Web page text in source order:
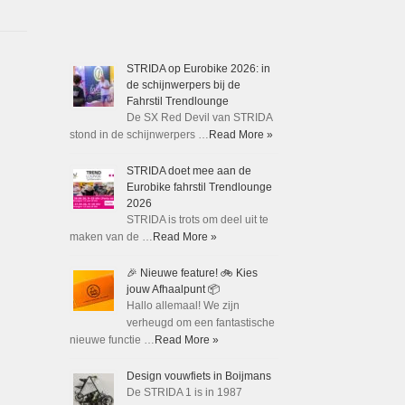
STRIDA op Eurobike 2026: in
de schijnwerpers bij de
Fahrstil Trendlounge
De SX Red Devil van STRIDA
stond in de schijnwerpers … Read More »
STRIDA doet mee aan de
Eurobike fahrstil Trendlounge
2026
STRIDA is trots om deel uit te
maken van de … Read More »
🎉 Nieuwe feature! 🚲 Kies
jouw Afhaalpunt 📦
Hallo allemaal! We zijn
verheugd om een fantastische
nieuwe functie … Read More »
Design vouwfiets in Boijmans
De STRIDA 1 is in 1987